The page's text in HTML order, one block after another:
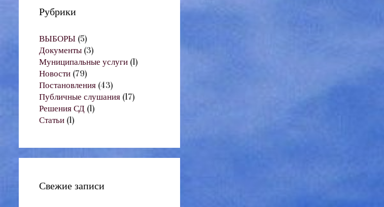
Рубрики
ВЫБОРЫ (5)
Документы (3)
Муниципальные услуги (1)
Новости (79)
Постановления (43)
Публичные слушания (17)
Решения СД (1)
Статьи (1)
Свежие записи